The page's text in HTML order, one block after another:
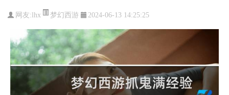
网友:lhx 梦幻西游 2024-06-13 14:25:25